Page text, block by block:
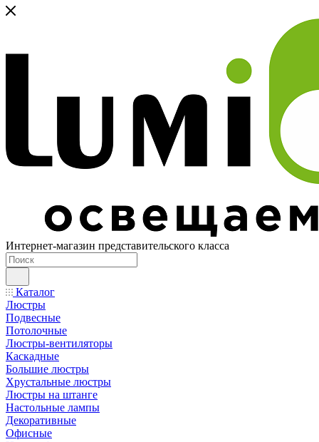
Интернет-магазин представительского класса
Каталог
Люстры
Подвесные
Потолочные
Люстры-вентиляторы
Каскадные
Большие люстры
Хрустальные люстры
Люстры на штанге
Настольные лампы
Декоративные
Офисные